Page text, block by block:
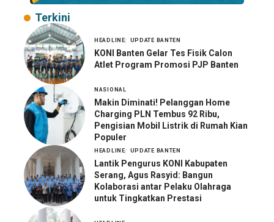
Terkini
HEADLINE UPDATE BANTEN
KONI Banten Gelar Tes Fisik Calon
Atlet Program Promosi PJP Banten
NASIONAL
Makin Diminati! Pelanggan Home
Charging PLN Tembus 92 Ribu,
Pengisian Mobil Listrik di Rumah Kian
Populer
HEADLINE UPDATE BANTEN
Lantik Pengurus KONI Kabupaten
Serang, Agus Rasyid: Bangun
Kolaborasi antar Pelaku Olahraga
untuk Tingkatkan Prestasi